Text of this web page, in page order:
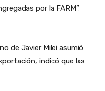
por la FARM”,
de Javier Milei asumió
indicó que las